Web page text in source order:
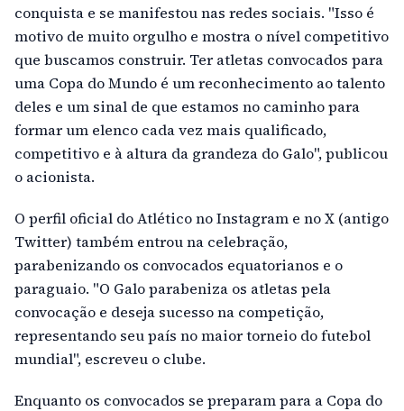
conquista e se manifestou nas redes sociais. "Isso é
motivo de muito orgulho e mostra o nível competitivo
que buscamos construir. Ter atletas convocados para
uma Copa do Mundo é um reconhecimento ao talento
deles e um sinal de que estamos no caminho para
formar um elenco cada vez mais qualificado,
competitivo e à altura da grandeza do Galo", publicou
o acionista.
O perfil oficial do Atlético no Instagram e no X (antigo
Twitter) também entrou na celebração,
parabenizando os convocados equatorianos e o
paraguaio. "O Galo parabeniza os atletas pela
convocação e deseja sucesso na competição,
representando seu país no maior torneio do futebol
mundial", escreveu o clube.
Enquanto os convocados se preparam para a Copa do